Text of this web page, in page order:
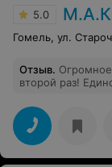
5.0 М.А.К
Гомель, ул.
Отзыв.
второй раз!
приятная
интеллектом,
правильную
вообще с